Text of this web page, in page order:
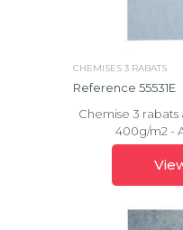
CHEMISES 3 RABATS
Reference 55531E
Chemise 3
400g/m2 -